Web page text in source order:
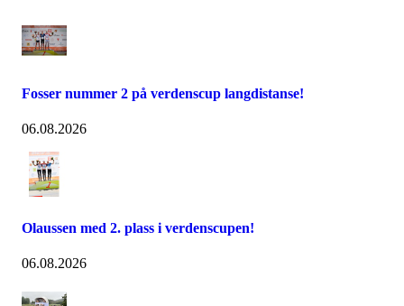
Fosser nummer 2 på verdenscup langdistanse!
06.08.2026
Olaussen med 2. plass i verdenscupen!
06.08.2026